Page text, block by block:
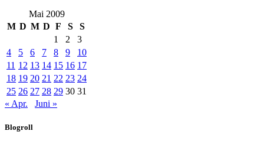
Mai 2009
M D M D F S
S
1
2
3
4
5 6 7 8 9
10
11 12 13 14 15 16 17
18 19 20 21 22 23 24
25 26 27 28 29 30 31
« Apr.
Juni »
Blogroll